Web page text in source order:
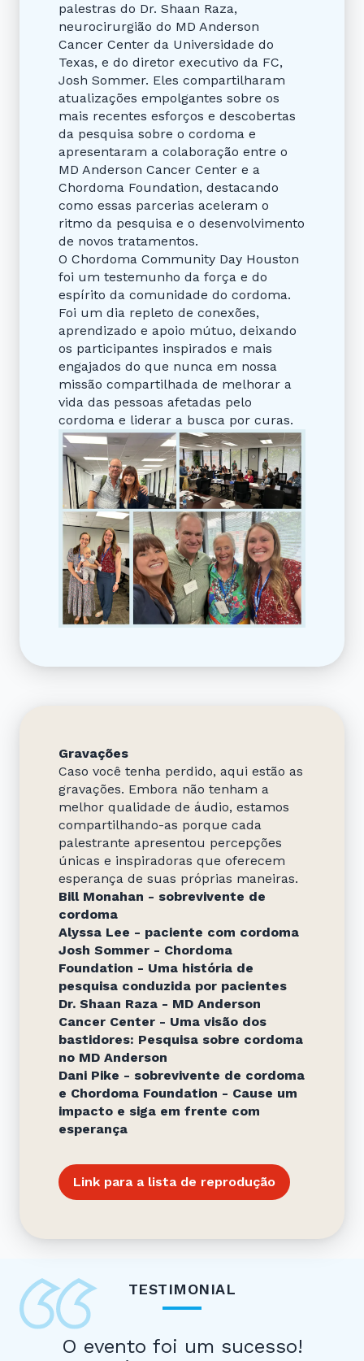
palestras do Dr. Shaan Raza,
neurocirurgião do MD Anderson
Cancer Center da Universidade do
Texas, e do diretor executivo da FC,
Josh Sommer. Eles compartilharam
atualizações empolgantes sobre os
mais recentes esforços e descobertas
da pesquisa sobre o cordoma e
apresentaram a colaboração entre o
MD Anderson Cancer Center e a
Chordoma Foundation, destacando
como essas parcerias aceleram o
ritmo da pesquisa e o desenvolvimento
de novos tratamentos.
O Chordoma Community Day Houston
foi um testemunho da força e do
espírito da comunidade do cordoma.
Foi um dia repleto de conexões,
aprendizado e apoio mútuo, deixando
os participantes inspirados e mais
engajados do que nunca em nossa
missão compartilhada de melhorar a
vida das pessoas afetadas pelo
cordoma e liderar a busca por curas.
Gravações
Caso você tenha perdido, aqui estão as
gravações. Embora não tenham a
melhor qualidade de áudio, estamos
compartilhando-as porque cada
palestrante apresentou percepções
únicas e inspiradoras que oferecem
esperança de suas próprias maneiras.
Bill Monahan - sobrevivente de
cordoma
Alyssa Lee - paciente com cordoma
Josh Sommer - Chordoma
Foundation - Uma história de
pesquisa conduzida por pacientes
Dr. Shaan Raza - MD Anderson
Cancer Center - Uma visão dos
bastidores: Pesquisa sobre cordoma
no MD Anderson
Dani Pike - sobrevivente de cordoma
e Chordoma Foundation - Cause um
impacto e siga em frente com
esperança
Link para a lista de reprodução
TESTIMONIAL
O evento foi um sucesso!